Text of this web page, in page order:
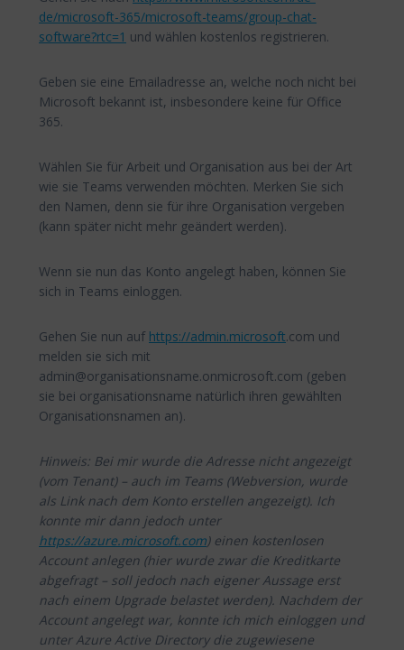
de/microsoft-365/microsoft-teams/group-chat-
software?rtc=1 und wählen kostenlos registrieren.
Geben sie eine Emailadresse an, welche noch nicht bei
Microsoft bekannt ist, insbesondere keine für Office
365.
Wählen Sie für Arbeit und Organisation aus bei der Art
wie sie Teams verwenden möchten. Merken Sie sich
den Namen, denn sie für ihre Organisation vergeben
(kann später nicht mehr geändert werden).
Wenn sie nun das Konto angelegt haben, können Sie
sich in Teams einloggen.
Gehen Sie nun auf https://admin.microsoft.com und
melden sie sich mit
admin@organisationsname.onmicrosoft.com (geben
sie bei organisationsname natürlich ihren gewählten
Organisationsnamen an).
Hinweis: Bei mir wurde die Adresse nicht angezeigt
(vom Tenant) – auch im Teams (Webversion, wurde
als Link nach dem Konto erstellen angezeigt). Ich
konnte mir dann jedoch unter
https://azure.microsoft.com) einen kostenlosen
Account anlegen (hier wurde zwar die Kreditkarte
abgefragt – soll jedoch nach eigener Aussage erst
nach einem Upgrade belastet werden). Nachdem der
Account angelegt war, konnte ich mich einloggen und
unter Azure Active Directory die zugewiesene